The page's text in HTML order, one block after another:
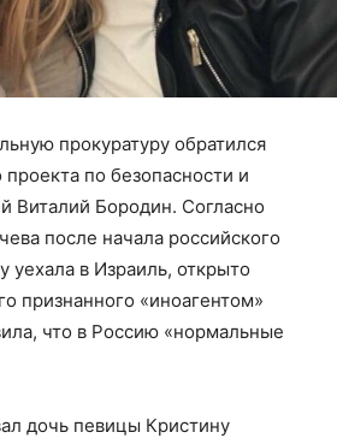
прокуратуру обратился
по безопасности и
Виталий Бородин. Согласно
после начала российского
уехала в Израиль, открыто
признанного «иноагентом»
что в Россию «нормальные
дочь певицы Кристину